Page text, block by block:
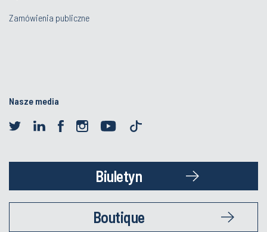
Zamówienia publiczne
Nasze media
Biuletyn
Boutique